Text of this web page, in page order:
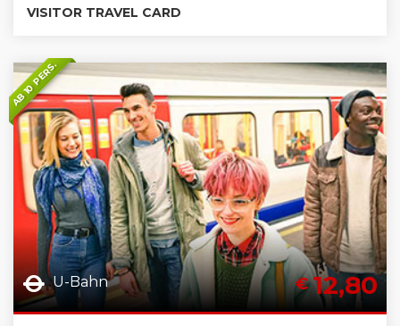
VISITOR TRAVEL CARD
AB 10 PERS.
U-Bahn €12,80